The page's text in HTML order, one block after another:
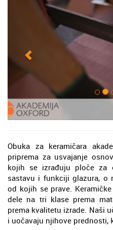
Obuka za keramičara
priprema za usvajanje
kojih se izrađuju ploče za
sastavu i funkciji glazura, o
od kojih se prave.
dele na tri klase prema
prema kvalitetu izrade. Naši
i uočavaju njihove prednosti,